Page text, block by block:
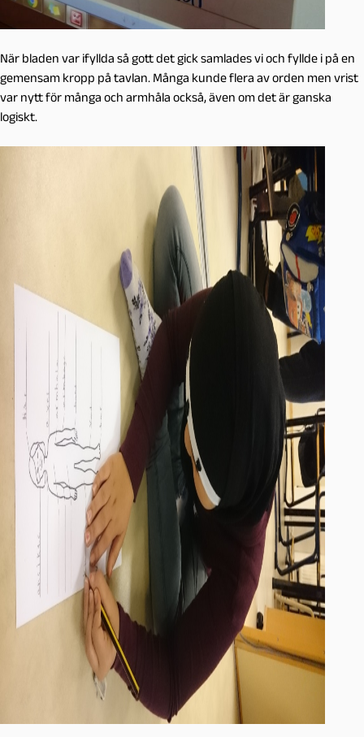
När bladen var ifyllda så gott det gick samlades vi och fyllde i på en
gemensam kropp på tavlan. Många kunde flera av orden men vrist
var nytt för många och armhåla också, även om det är ganska
logiskt.